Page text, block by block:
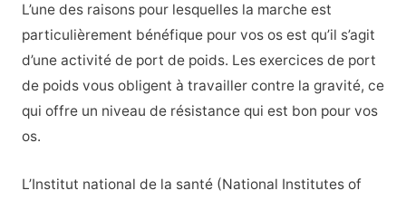
L’une des raisons pour lesquelles la marche est
particulièrement bénéfique pour vos os est qu’il s’agit
d’une activité de port de poids. Les exercices de port
de poids vous obligent à travailler contre la gravité, ce
qui offre un niveau de résistance qui est bon pour vos
os.
L’Institut national de la santé (National Institutes of